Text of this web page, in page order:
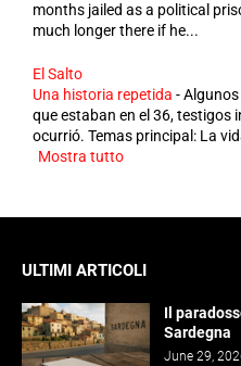
months jailed as a political
much longer there if he...
El Salto
Una historia repetida -
que estaban en el 36, testigos
ocurrió. Temas principal: La
Mostra tutto
ULTIMI ARTICOLI
Il
Sardegna
June 29,